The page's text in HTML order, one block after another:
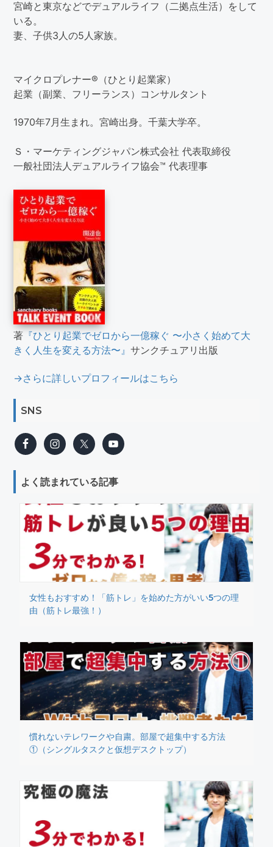
宮崎と東京などでデュアルライフ（二拠点生活）をして
いる。
妻、子供3人の5人家族。
マイクロプレナー®（ひとり起業家）
起業（副業、フリーランス）コンサルタント
1970年7月生まれ。宮崎出身。千葉大学卒。
Ｓ・マーケティングジャパン株式会社 代表取締役
一般社団法人デュアルライフ協会™ 代表理事
著 『ひとり起業でゼロから一億稼ぐ 〜小さく始めて大
きく人生を変える方法〜』サンクチュアリ出版
→さらに詳しいプロフィールはこちら
SNS
よく読まれている記事
女性もおすすめ！「筋トレ」を始めた方がいい5つの理
由（筋トレ最強！）
慣れないテレワークや自粛。部屋で超集中する方法
①（シングルタスクと仮想デスクトップ）